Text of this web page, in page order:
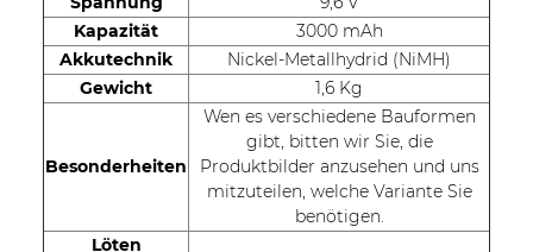
Kapazität
3000 mAh
Akkutechnik
Nickel-Metallhydrid (NiMH)
Gewicht
1,6 Kg
Besonderheiten
Wen es verschiedene Bauformen
gibt, bitten wir Sie, die
Produktbilder anzusehen und uns
mitzuteilen, welche Variante Sie
benötigen.
Löten